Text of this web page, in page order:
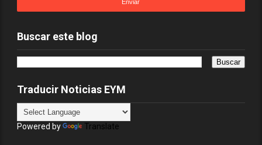
Buscar este blog
Traducir Noticias EYM
Powered by Translate